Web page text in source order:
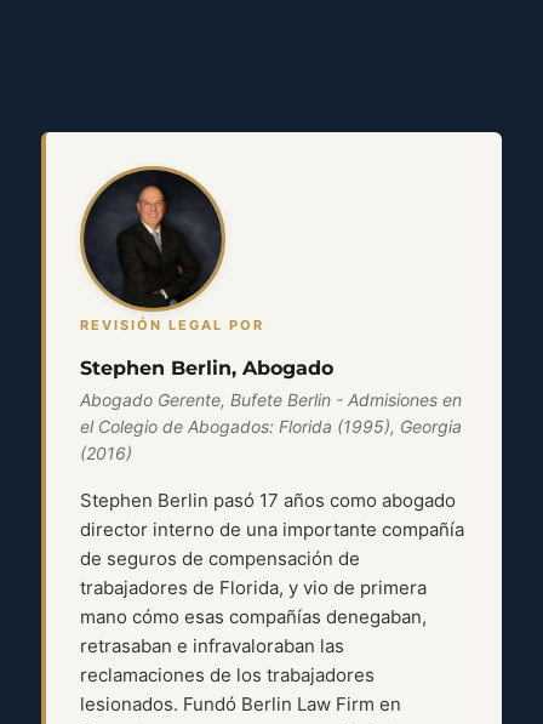
REVISIÓN LEGAL POR
Stephen Berlin, Abogado
Abogado Gerente, Bufete Berlin - Admisiones en
el Colegio de Abogados: Florida (1995), Georgia
(2016)
Stephen Berlin pasó 17 años como abogado
director interno de una importante compañía
de seguros de compensación de
trabajadores de Florida, y vio de primera
mano cómo esas compañías denegaban,
retrasaban e infravaloraban las
reclamaciones de los trabajadores
lesionados. Fundó Berlin Law Firm en